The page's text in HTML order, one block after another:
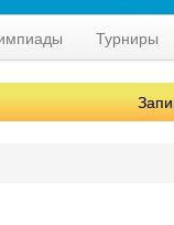
Турниры